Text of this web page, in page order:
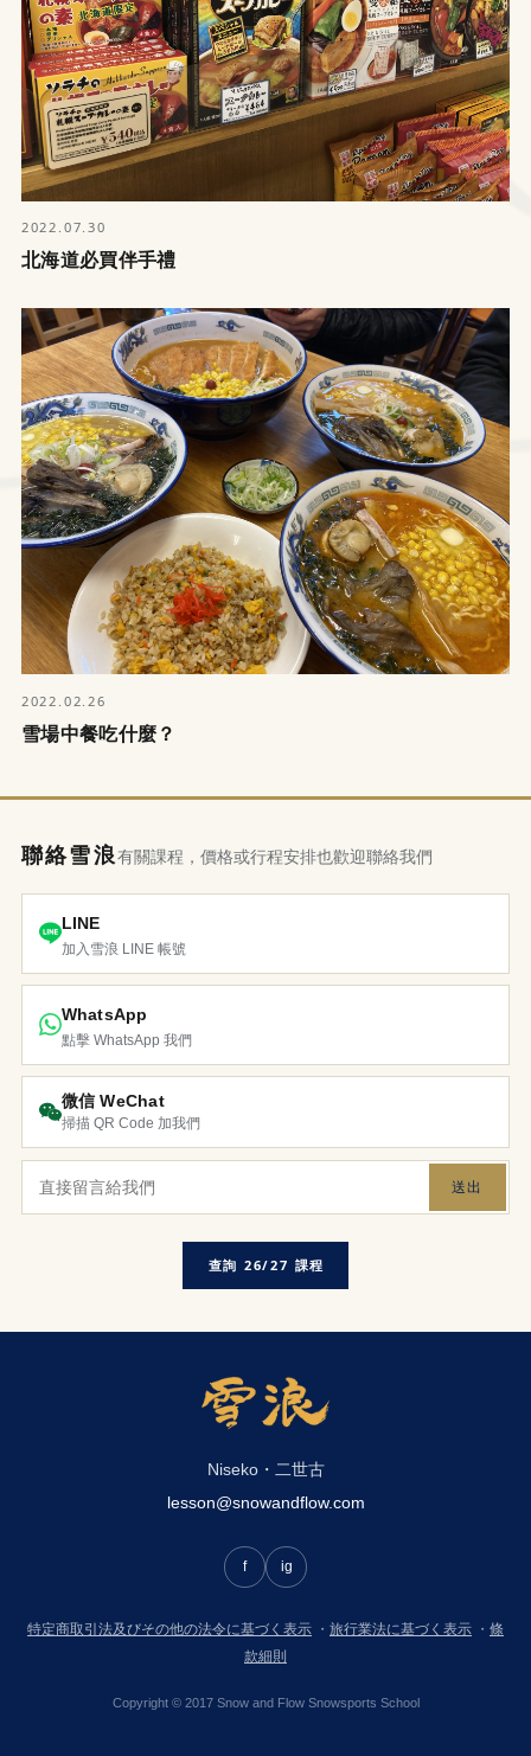
2022.07.30
北海道必買伴手禮
2022.02.26
雪場中餐吃什麼？
聯絡雪浪有關課程，價格或行程安排也歡迎聯絡我們
LINE
加入雪浪 LINE 帳號
WhatsApp
點擊 WhatsApp 我們
微信 WeChat
掃描 QR Code 加我們
送出
查詢 26/27 課程
Niseko・二世古
lesson@snowandflow.com
f ig
特定商取引法及びその他の法令に基づく表示 ・ 旅行業法に基づく表示 ・ 條
款細則
Copyright © 2017 Snow and Flow Snowsports School